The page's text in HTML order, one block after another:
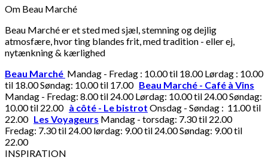
Om Beau Marché
Beau Marché er et sted med sjæl, stemning og dejlig
atmosfære, hvor ting blandes frit, med tradition - eller ej,
nytænkning & kærlighed
Beau Marché Mandag - Fredag : 10.00 til 18.00 Lørdag : 10.00
til 18.00 Søndag: 10.00 til 17.00 Beau Marché - Café à Vins
Mandag - Fredag: 8.00 til 24.00 Lørdag: 10.00 til 24.00 Søndag:
10.00 til 22.00 à côté - Le bistrot Onsdag - Søndag : 11.00 til
22.00 Les Voyageurs Mandag - torsdag: 7.30 til 22.00
Fredag: 7.30 til 24.00 lørdag: 9.00 til 24.00 Søndag: 9.00 til
22.00
INSPIRATION